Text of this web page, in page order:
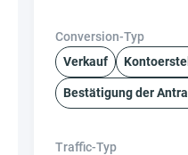
Conversion-Typ
Verkauf
Bestätigung der
Traffic-Typ